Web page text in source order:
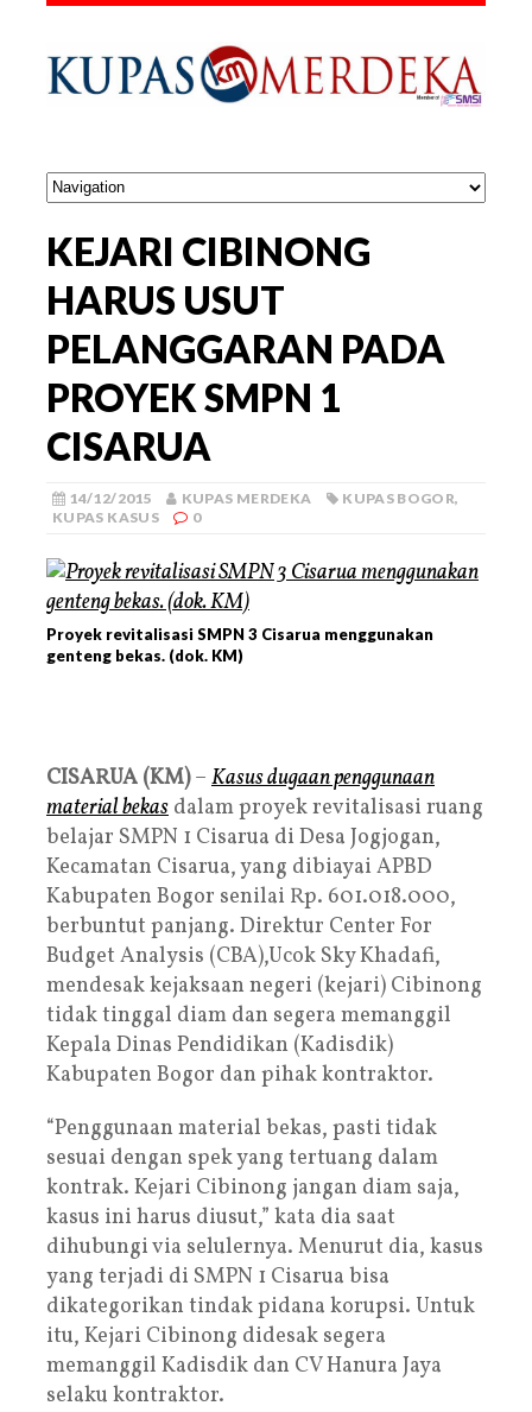
KEJARI CIBINONG
HARUS USUT
PELANGGARAN PADA
PROYEK SMPN 1
CISARUA
14/12/2015 KUPAS MERDEKA KUPAS BOGOR,
KUPAS KASUS
0
Proyek revitalisasi SMPN 3 Cisarua menggunakan
genteng bekas. (dok. KM)
CISARUA (KM)– Kasus dugaan penggunaan
material bekas dalam proyek revitalisasi ruang
belajar SMPN 1 Cisarua di Desa Jogjogan,
Kecamatan Cisarua, yang dibiayai APBD
Kabupaten Bogor senilai Rp. 601.018.000,
berbuntut panjang. Direktur Center For
Budget Analysis (CBA),Ucok Sky Khadafi,
mendesak kejaksaan negeri (kejari) Cibinong
tidak tinggal diam dan segera memanggil
Kepala Dinas Pendidikan (Kadisdik)
Kabupaten Bogor dan pihak kontraktor.
“Penggunaan material bekas, pasti tidak
sesuai dengan spek yang tertuang dalam
kontrak. Kejari Cibinong jangan diam saja,
kasus ini harus diusut,” kata dia saat
dihubungi via selulernya. Menurut dia, kasus
yang terjadi di SMPN 1 Cisarua bisa
dikategorikan tindak pidana korupsi. Untuk
itu, Kejari Cibinong didesak segera
memanggil Kadisdik dan CV Hanura Jaya
selaku kontraktor.